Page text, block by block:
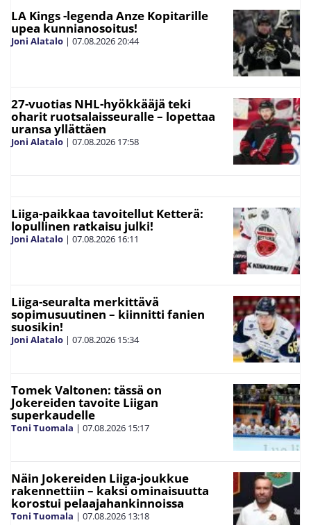
LA Kings -legenda Anze Kopitarille
upea kunnianosoitus!
Joni Alatalo | 07.08.202620:44
27-vuotias NHL-hyökkääjä teki
oharit ruotsalaisseuralle – lopettaa
uransa yllättäen
Joni Alatalo | 07.08.2026 17:58
Liiga-paikkaa tavoitellut Ketterä:
lopullinen ratkaisu julki!
Joni Alatalo | 07.08.2026 16:11
Liiga-seuralta merkittävä
sopimusuutinen – kiinnitti fanien
suosikin!
Joni Alatalo | 07.08.2026 15:34
Tomek Valtonen: tässä on
Jokereiden tavoite Liigan
superkaudelle
Toni Tuomala | 07.08.2026 15:17
Näin Jokereiden Liiga-joukkue
rakennettiin – kaksi ominaisuutta
korostui pelaajahankinnoissa
Toni Tuomala | 07.08.2026 13:18